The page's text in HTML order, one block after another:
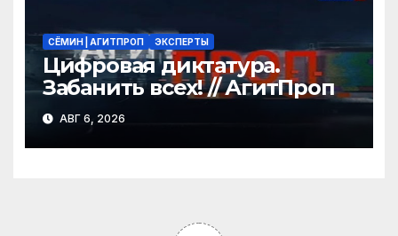
СЁМИН | АГИТПРОП ЭКСПЕРТЫ
Цифровая диктатура.
Забанить всех! // АгитПроп
АВГ 6, 2026